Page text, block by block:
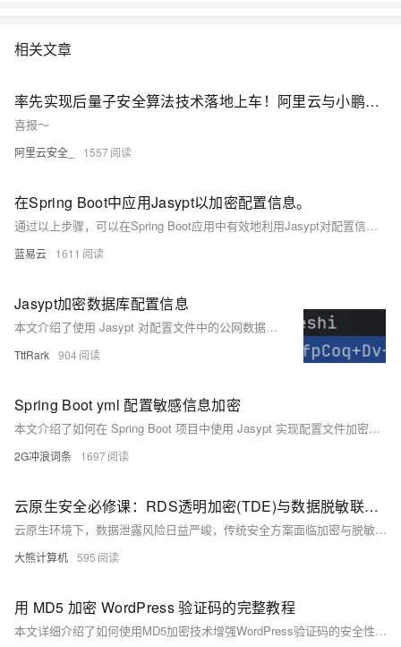
相关文章
率先实现后量子安全算法技术落地上车！阿里云与小鹏汽车签署后量子加密安全合作协议
喜报～
阿里云安全_ 1557
在Spring Boot中应用Jasypt以加密配置信息。
通过以上步骤，可以在Spring Boot应用中有效地利用Jasypt对配置信息进行加密，这样即使配置文件被泄露，其中的敏感信息也不会直接暴露给攻击者。这是一种在不牺牲操作复杂度的情况下提升应用安全性的简便方法。
蓝易云 1611
Jasypt加密数据库配置信息
本文介绍了使用 Jasypt 对配置文件中的公网数据库认证信息进行加密的方法，以提升系统安全性。主要内容包括：1. 背景介绍；2. 前期准备，如依赖导入及版本选择；3. 生成密钥并实现加解密测试；4. 在配置文件中应用加密后的密码，并通过测试接口验证解密结果。确保密码安全的同时，保障系统的正常运行。
TttRark 904
Spring Boot yml 配置敏感信息加密
本文介绍了如何在 Spring Boot 项目中使用 Jasypt 实现配置文件加密，包含添加依赖、配置密钥、生成加密值、在配置中使用加密值及验证步骤，并提供了注意事项，确保敏感信息的安全管理。
2G冲浪词条 1697
云原生安全必修课：RDS透明加密(TDE)与数据脱敏联动实施方案
云原生环境下，数据泄露风险日益严峻，传统安全方案面临加密与脱敏割裂、保护不连续、权限控制粗放三大挑战。本方案融合TDE透明加密与动态数据脱敏技术，构建存储-传输-计算全链路防护体系，通过SQL级加密与角色化脱敏规则，实现细粒度数据保护。结合密钥管理、权限控制与多云适配，提升安全性与性能，广泛适用于金融、医疗等高安全要求场景。
大熊计算机 595
用 MD5 加密 WordPress 验证码的完整教程
本文详细介绍了如何使用MD5加密技术增强WordPress验证码的安全性。通过将验证码答案以MD5形式加密并存储在Session中，避免了明文传输可能带来的安全风险。文章从形势分析、MD5算法介绍到实战操作步骤，逐步引导读者实现加密验证流程。同时提供了调试方法，确保修改生效。此教程旨在为网站添加一层安全保障，提升对抗网络攻击的能力。